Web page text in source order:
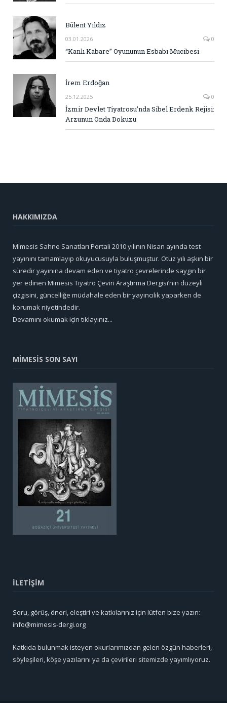
Bülent Yıldız
03.01.2026 0
“Kanlı Kabare” Oyununun Esbabı Mucibesi
İrem Erdoğan
25.12.2025 0
İzmir Devlet Tiyatrosu’nda Sibel Erdenk Rejisi:
Arzunun Onda Dokuzu
HAKKIMIZDA
Mimesis Sahne Sanatları Portali 2010 yılının Nisan ayında test
yayınını tamamlayıp okuyucusuyla buluşmuştur. Otuz yılı aşkın bir
süredir yayınına devam eden ve tiyatro çevrelerinde saygın bir
yer edinen Mimesis Tiyatro Çeviri Araştırma Dergisi’nin düzeyli
çizgisini, güncelliğe müdahale eden bir yayıncılık yaparken de
korumak niyetindedir.
Devamını okumak için tıklayınız...
MİMESİS SON SAYI
İLETİŞİM
Soru, görüş, öneri, eleştiri ve katkılarınız için lütfen bize yazın:
info@mimesis-dergi.org
Katkıda bulunmak isteyen okurlarımızdan gelen özgün haberleri,
söyleşileri, köşe yazılarını ya da çevirileri sitemizde yayımlıyoruz.